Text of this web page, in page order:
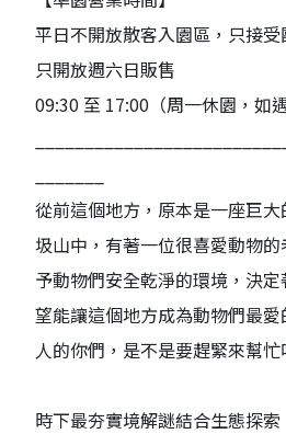
平日不開放散客入園區，只接
只開放週六日販售
09:30 至 17:00（周一休園，如
從前這個地方，原本是一座巨
圾山中，有著一位很喜愛動物
予動物們安全乾淨的環境，決
望能讓這個地方成為動物們最
人的你們，是不是要趕緊來幫忙
時下最夯實境解謎結合生態探索